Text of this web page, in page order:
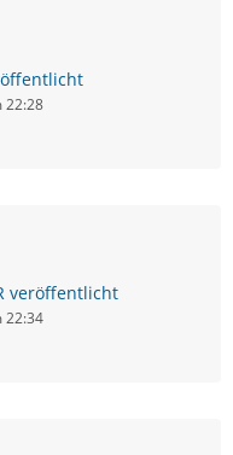
22:28
veröffentlicht
22:34